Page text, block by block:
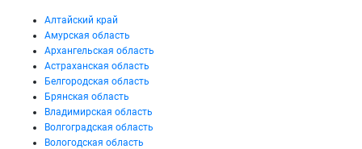
Алтайский край
Амурская область
Архангельская область
Астраханская область
Белгородская область
Брянская область
Владимирская область
Волгоградская область
Вологодская область